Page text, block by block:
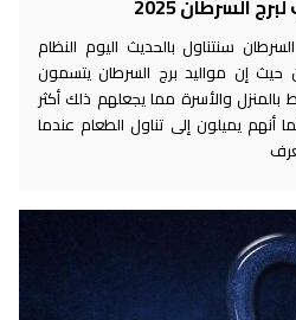
سنتناول بالحديث اليوم النظام
حيث إن مواليد برج السرطان يتسمون
بالمنزل والأسرة مما يجعلهم ذلك أكثر
أنهم يميلون إلى تناول الطعام عندما